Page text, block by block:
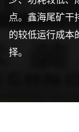
点。鑫海尾矿干
的较低运行成本
择。